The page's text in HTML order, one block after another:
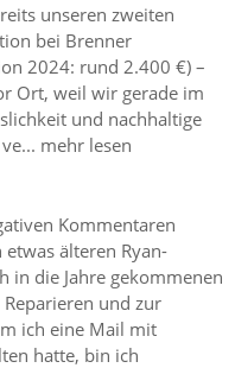
unseren zweiten
bei Brenner
2024: rund 2.400 €) –
Ort, weil wir gerade im
und nachhaltige
mehr lesen
Kommentaren
älteren Ryan-
in die Jahre gekommenen
und zur
ich eine Mail mit
hatte, bin ich